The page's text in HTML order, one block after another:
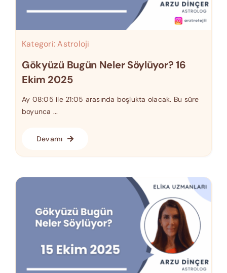
Kategori:Astroloji
Gökyüzü Bugün Neler Söylüyor? 16
Ekim 2025
Ay 08:05 ile 21:05 arasında boşlukta olacak. Bu süre
boyunca ...
Devamı